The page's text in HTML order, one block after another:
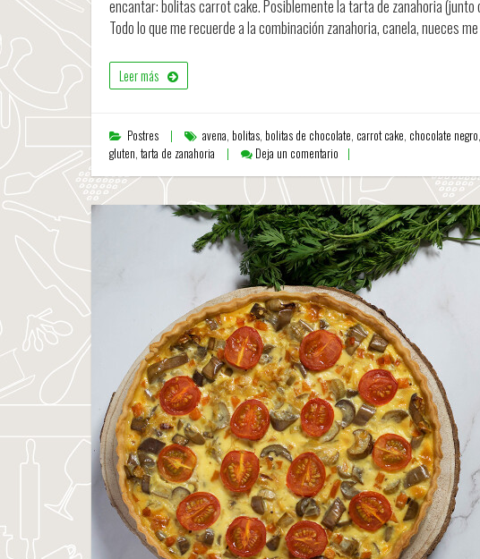
encantar: bolitas carrot cake. Posiblemente la tarta de zanahoria
Todo lo que me recuerde a la combinación zanahoria, canela, nueces
Leer más
Postres avena, bolitas, bolitas de chocolate, carrot cake, chocolate negro,
gluten, tarta de zanahoria Deja un comentario